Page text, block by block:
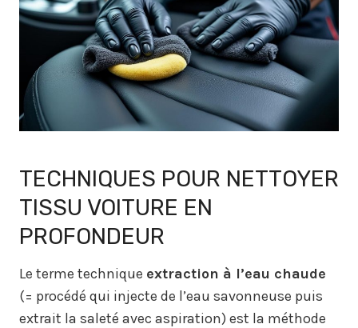
TECHNIQUES POUR NETTOYER
TISSU VOITURE EN
PROFONDEUR
Le terme technique extraction à l’eau chaude
(= procédé qui injecte de l’eau savonneuse puis
extrait la saleté avec aspiration) est la méthode